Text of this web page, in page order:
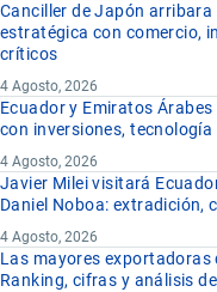
Canciller de Japón
estratégica con comercio,
críticos
4 Agosto, 2026
Ecuador y Emiratos
con inversiones,
4 Agosto, 2026
Javier Milei visitará
Daniel Noboa: extradición,
4 Agosto, 2026
Las mayores exportadoras
Ranking, cifras y análisis